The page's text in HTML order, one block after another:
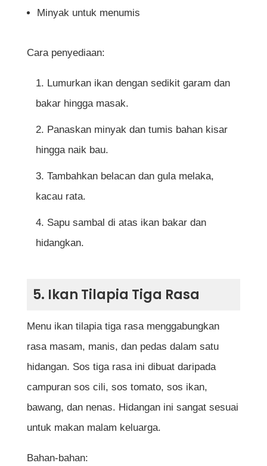
Minyak untuk menumis
Cara penyediaan:
Lumurkan ikan dengan sedikit garam dan
bakar hingga masak.
Panaskan minyak dan tumis bahan kisar
hingga naik bau.
Tambahkan belacan dan gula melaka,
kacau rata.
Sapu sambal di atas ikan bakar dan
hidangkan.
5. Ikan Tilapia Tiga Rasa
Menu ikan tilapia tiga rasa menggabungkan
rasa masam, manis, dan pedas dalam satu
hidangan. Sos tiga rasa ini dibuat daripada
campuran sos cili, sos tomato, sos ikan,
bawang, dan nenas. Hidangan ini sangat sesuai
untuk makan malam keluarga.
Bahan-bahan: